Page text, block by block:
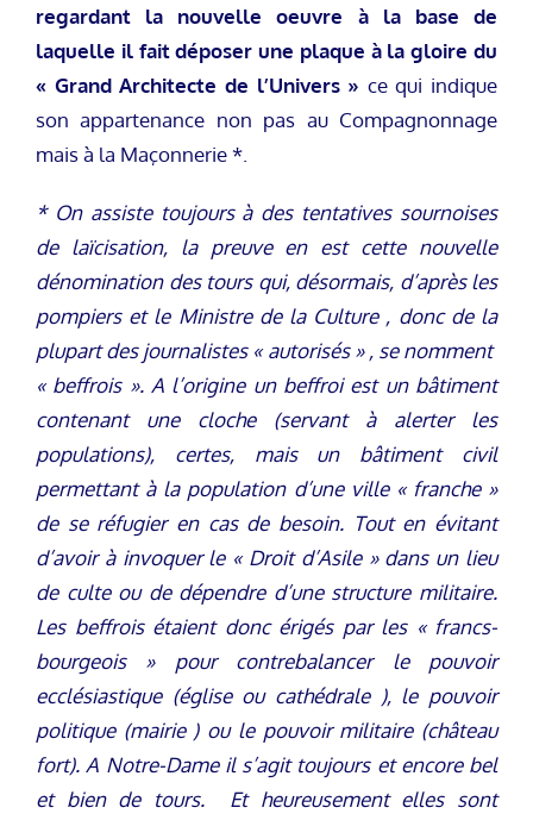
regardant la nouvelle oeuvre à la base de
laquelle il fait déposer une plaque à la gloire du
« Grand Architecte de l’Univers » ce qui indique
son appartenance non pas au Compagnonnage
mais à la Maçonnerie *.
* On assiste toujours à des tentatives sournoises
de laïcisation, la preuve en est cette nouvelle
dénomination des tours qui, désormais, d’après les
pompiers et le Ministre de la Culture , donc de la
plupart des journalistes « autorisés » , se nomment
« beffrois ». A l’origine un beffroi est un bâtiment
contenant une cloche (servant à alerter les
populations), certes, mais un bâtiment civil
permettant à la population d’une ville « franche »
de se réfugier en cas de besoin. Tout en évitant
d’avoir à invoquer le « Droit d’Asile » dans un lieu
de culte ou de dépendre d’une structure militaire.
Les beffrois étaient donc érigés par les « francs-
bourgeois » pour contrebalancer le pouvoir
ecclésiastique (église ou cathédrale ), le pouvoir
politique (mairie ) ou le pouvoir militaire (château
fort). A Notre-Dame il s’agit toujours et encore bel
et bien de tours. Et heureusement elles sont